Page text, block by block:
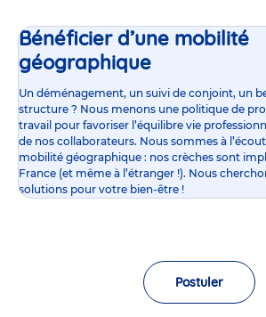
Bénéficier d’une mobilité
géographique
Un déménagement, un suivi de conjoint, un
structure ? Nous menons une politique de
travail pour favoriser l’équilibre vie
de nos collaborateurs. Nous sommes à
mobilité géographique : nos crèches sont
France (et même à l’étranger !). Nous
solutions pour votre bien-être !
Postuler